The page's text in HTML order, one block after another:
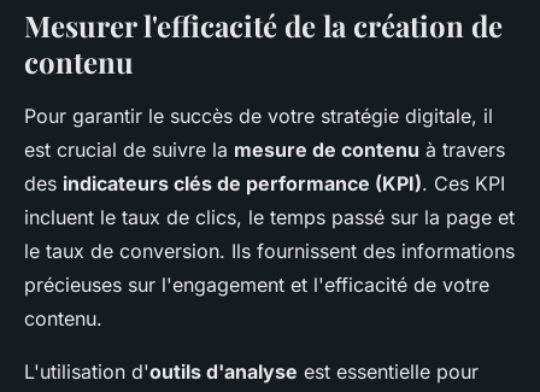
Mesurer l'efficacité de la création de
contenu
Pour garantir le succès de votre stratégie digitale, il
est crucial de suivre la mesure de contenu à travers
des indicateurs clés de performance (KPI). Ces KPI
incluent le taux de clics, le temps passé sur la page et
le taux de conversion. Ils fournissent des informations
précieuses sur l'engagement et l'efficacité de votre
contenu.
L'utilisation d'outils d'analyse est essentielle pour